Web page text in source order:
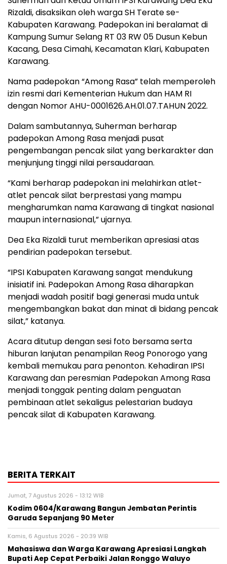
Rizaldi, disaksikan oleh warga SH Terate se-
Kabupaten Karawang. Padepokan ini beralamat di
Kampung Sumur Selang RT 03 RW 05 Dusun Kebun
Kacang, Desa Cimahi, Kecamatan Klari, Kabupaten
Karawang.
Nama padepokan “Among Rasa” telah memperoleh
izin resmi dari Kementerian Hukum dan HAM RI
dengan Nomor AHU-0001626.AH.01.07.TAHUN 2022.
Dalam sambutannya, Suherman berharap
padepokan Among Rasa menjadi pusat
pengembangan pencak silat yang berkarakter dan
menjunjung tinggi nilai persaudaraan.
“Kami berharap padepokan ini melahirkan atlet-
atlet pencak silat berprestasi yang mampu
mengharumkan nama Karawang di tingkat nasional
maupun internasional,” ujarnya.
Dea Eka Rizaldi turut memberikan apresiasi atas
pendirian padepokan tersebut.
“IPSI Kabupaten Karawang sangat mendukung
inisiatif ini. Padepokan Among Rasa diharapkan
menjadi wadah positif bagi generasi muda untuk
mengembangkan bakat dan minat di bidang pencak
silat,” katanya.
Acara ditutup dengan sesi foto bersama serta
hiburan lanjutan penampilan Reog Ponorogo yang
kembali memukau para penonton. Kehadiran IPSI
Karawang dan peresmian Padepokan Among Rasa
menjadi tonggak penting dalam penguatan
pembinaan atlet sekaligus pelestarian budaya
pencak silat di Kabupaten Karawang.
BERITA TERKAIT
Jumat, 7 Agustus 2026 - 13:12 WIB
Kodim 0604/Karawang Bangun Jembatan Perintis
Garuda Sepanjang 90 Meter
Kamis, 6 Agustus 2026 - 20:39 WIB
Mahasiswa dan Warga Karawang Apresiasi Langkah
Bupati Aep Cepat Perbaiki Jalan Ronggo Waluyo